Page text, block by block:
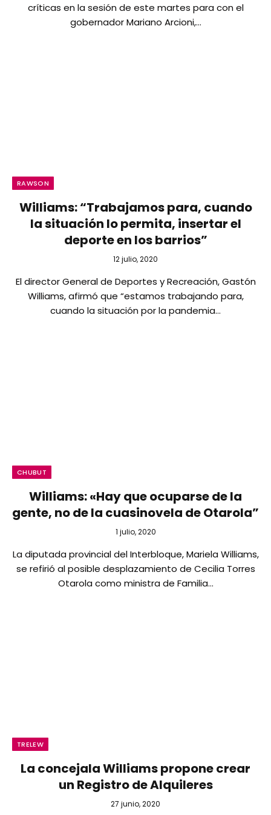
críticas en la sesión de este martes para con el
gobernador Mariano Arcioni,…
RAWSON
Williams: “Trabajamos para, cuando
la situación lo permita, insertar el
deporte en los barrios”
12 julio, 2020
El director General de Deportes y Recreación, Gastón
Williams, afirmó que “estamos trabajando para,
cuando la situación por la pandemia…
CHUBUT
Williams: «Hay que ocuparse de la
gente, no de la cuasinovela de Otarola”
1 julio, 2020
La diputada provincial del Interbloque, Mariela Williams,
se refirió al posible desplazamiento de Cecilia Torres
Otarola como ministra de Familia…
TRELEW
La concejala Williams propone crear
un Registro de Alquileres
27 junio, 2020